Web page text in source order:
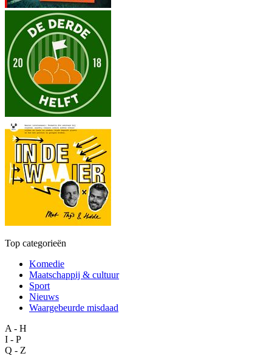
Top categorieën
Komedie
Maatschappij & cultuur
Sport
Nieuws
Waargebeurde misdaad
A - H
I - P
Q - Z